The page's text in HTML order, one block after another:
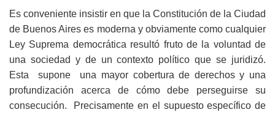
Es conveniente insistir en que la Constitución de la Ciudad
de Buenos Aires es moderna y obviamente como cualquier
Ley Suprema democrática resultó fruto de la voluntad de
una sociedad y de un contexto político que se juridizó.
Esta supone una mayor cobertura de derechos y una
profundización acerca de cómo debe perseguirse su
consecución. Precisamente en el supuesto específico de